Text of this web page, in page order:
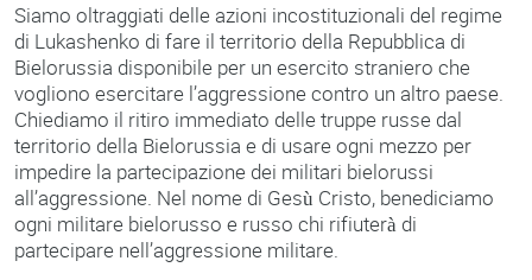
Siamo oltraggiati delle azioni incostituzionali del regime
di Lukashenko di fare il territorio della Repubblica di
Bielorussia disponibile per un esercito straniero che
vogliono esercitare l’aggressione contro un altro paese.
Chiediamo il ritiro immediato delle truppe russe dal
territorio della Bielorussia e di usare ogni mezzo per
impedire la partecipazione dei militari bielorussi
all’aggressione. Nel nome di Gesù Cristo, benediciamo
ogni militare bielorusso e russo chi rifiuterà di
partecipare nell’aggressione militare.